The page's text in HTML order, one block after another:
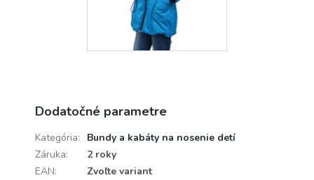
Dodatočné parametre
Kategória:
Bundy a kabáty na nosenie detí
Záruka:
2 roky
EAN: Zvoľte variant